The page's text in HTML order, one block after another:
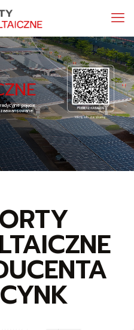
kliknij lub zeskanuj
pojęcie